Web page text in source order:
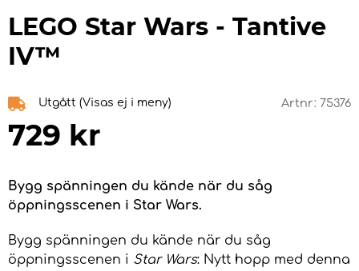
LEGO Star Wars - Tantive
IV™
Utgått (Visas ej i meny) Artnr: 75376
729 kr
Bygg spänningen du kände när du såg
öppningsscenen i Star Wars.
Bygg spänningen du kände när du såg
öppningsscenen i Star Wars: Nytt hopp med denna